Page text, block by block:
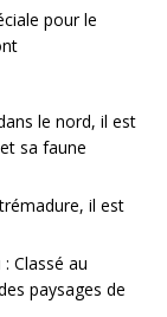
pour le
le nord, il est
sa faune
il est
Classé au
paysages de